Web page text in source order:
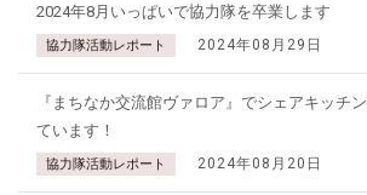
2024年8月いっぱいで協力隊を卒業します
協力隊活動レポート 2024年08月29日
『まちなか交流館ヴァロア』でシェアキッチ
ています！
協力隊活動レポート 2024年08月20日